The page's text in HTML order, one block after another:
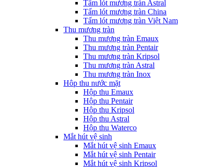
Tấm lót mương tràn Astral
Tấm lót mương tràn China
Tấm lót mương tràn Việt Nam
Thu mương tràn
Thu mương tràn Emaux
Thu mương tràn Pentair
Thu mương tràn Kripsol
Thu mương tràn Astral
Thu mương tràn Inox
Hôp thu nước mặt
Hộp thu Emaux
Hộp thu Pentair
Hộp thu Kripsol
Hộp thu Astral
Hộp thu Waterco
Mắt hút vệ sinh
Mắt hút vệ sinh Emaux
Mắt hút vệ sinh Pentair
Mắt hút vệ sinh Kripsol